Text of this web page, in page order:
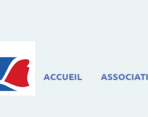
ACCUEIL